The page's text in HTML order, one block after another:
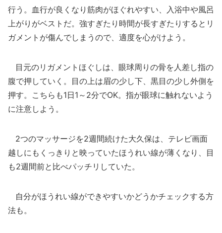
行う。血行が良くなり筋肉がほぐれやすい、入浴中や風呂
上がりがベストだ。強すぎたり時間が長すぎたりするとリ
ガメントが傷んでしまうので、適度を心がけよう。
目元のリガメントほぐしは、眼球周りの骨を人差し指の
腹で押していく。目の上は眉の少し下、黒目の少し外側を
押す。こちらも1日1～2分でOK。指が眼球に触れないよう
に注意しよう。
2つのマッサージを2週間続けた大久保は、テレビ画面
越しにもくっきりと映っていたほうれい線が薄くなり、目
も2週間前と比べパッチリしていた。
自分がほうれい線ができやすいかどうかチェックする方
法も。